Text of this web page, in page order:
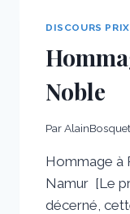
DISCOURS PRIX
Noble
ParAlainBosquet
Hommage à
Namur [Le
décerné,